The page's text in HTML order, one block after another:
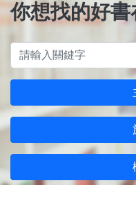
你想找的好書